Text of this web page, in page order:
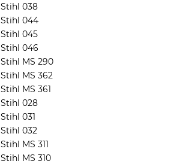
Stihl 038
Stihl 044
Stihl 045
Stihl 046
Stihl MS 290
Stihl MS 362
Stihl MS 361
Stihl 028
Stihl 031
Stihl 032
Stihl MS 311
Stihl MS 310